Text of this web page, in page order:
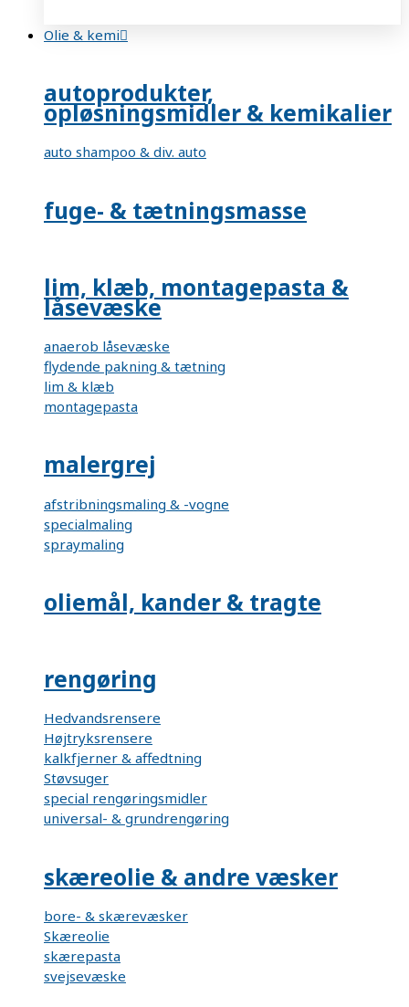
Olie & kemi
autoprodukter,
opløsningsmidler & kemikalier
auto shampoo & div. auto
fuge- & tætningsmasse
lim, klæb, montagepasta &
låsevæske
anaerob låsevæske
flydende pakning & tætning
lim & klæb
montagepasta
malergrej
afstribningsmaling & -vogne
specialmaling
spraymaling
oliemål, kander & tragte
rengøring
Hedvandsrensere
Højtryksrensere
kalkfjerner & affedtning
Støvsuger
special rengøringsmidler
universal- & grundrengøring
skæreolie & andre væsker
bore- & skærevæsker
Skæreolie
skærepasta
svejsevæske